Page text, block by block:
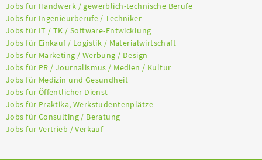
Jobs für Handwerk / gewerblich-technische Berufe
Jobs für Ingenieurberufe / Techniker
Jobs für IT / TK / Software-Entwicklung
Jobs für Einkauf / Logistik / Materialwirtschaft
Jobs für Marketing / Werbung / Design
Jobs für PR / Journalismus / Medien / Kultur
Jobs für Medizin und Gesundheit
Jobs für Öffentlicher Dienst
Jobs für Praktika, Werkstudentenplätze
Jobs für Consulting / Beratung
Jobs für Vertrieb / Verkauf